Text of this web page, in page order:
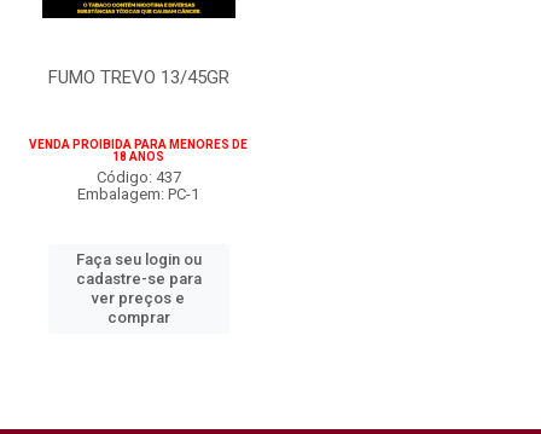
FUMO TREVO 13/45GR
VENDA PROIBIDA PARA MENORES DE
18 ANOS
Código: 437
Embalagem: PC-1
Faça seu login ou
cadastre-se para
ver preços e
comprar